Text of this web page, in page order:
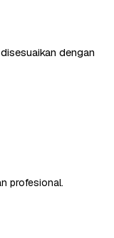
dengan
profesional.